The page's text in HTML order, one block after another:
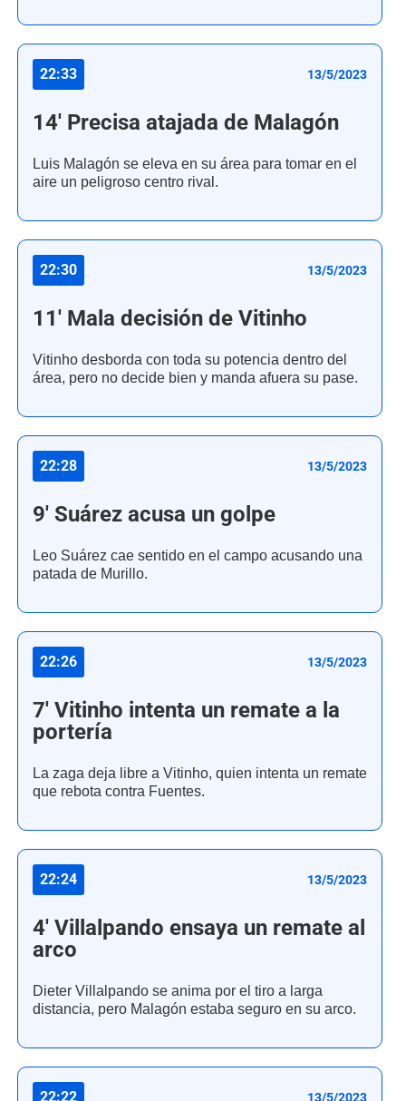
22:33 13/5/2023
14' Precisa atajada de Malagón
Luis Malagón se eleva en su área para tomar en el
aire un peligroso centro rival.
22:30 13/5/2023
11' Mala decisión de Vitinho
Vitinho desborda con toda su potencia dentro del
área, pero no decide bien y manda afuera su pase.
22:28 13/5/2023
9' Suárez acusa un golpe
Leo Suárez cae sentido en el campo acusando una
patada de Murillo.
22:26 13/5/2023
7' Vitinho intenta un remate a la
portería
La zaga deja libre a Vitinho, quien intenta un remate
que rebota contra Fuentes.
22:24 13/5/2023
4' Villalpando ensaya un remate al
arco
Dieter Villalpando se anima por el tiro a larga
distancia, pero Malagón estaba seguro en su arco.
22:22 13/5/2023